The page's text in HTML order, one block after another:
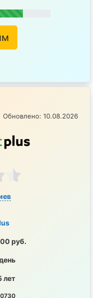
Обновлено: 10.08.2026
руб.
лет